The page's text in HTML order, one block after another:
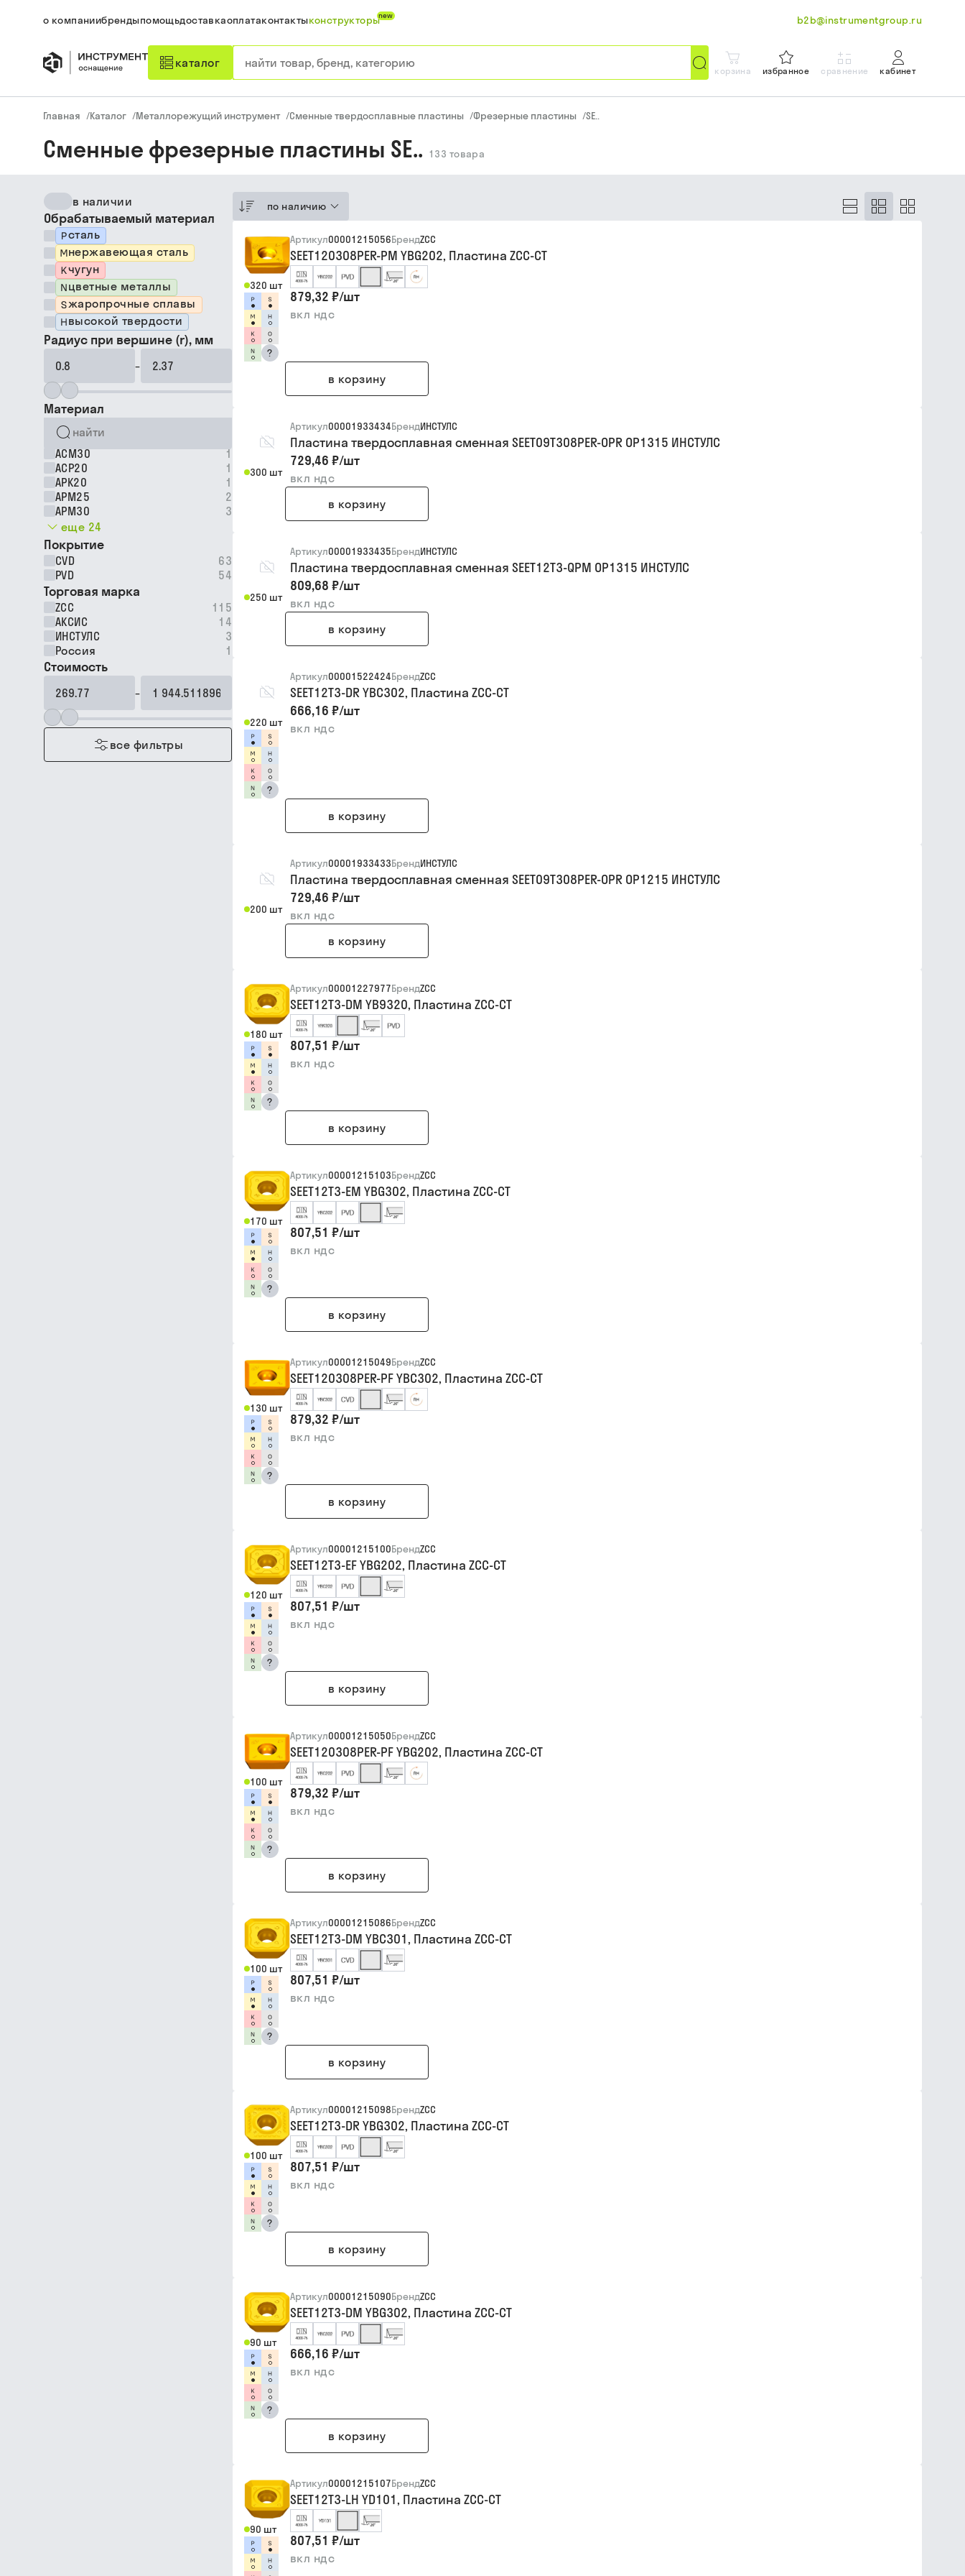
о компаниибрендыпомощьдоставкаоплатаконтактыконструкторыnew b2b@instrumentgroup.ru
каталог
корзина избранное сравнение кабинет
Главная /Каталог /Металлорежущий инструмент /Сменные твердосплавные пластины /Фрезерные пластины /SE..
Сменные фрезерные пластины SE.. 133 товара
в наличии
Обрабатываемый материал
сталь
нержавеющая сталь
чугун
цветные металлы
жаропрочные сплавы
высокой твердости
Радиус при вершине (r), мм
–
Материал
ACM30
1
ACP20
1
APK20
1
APM25
2
APM30
3
еще 24
Покрытие
CVD
63
PVD
54
Торговая марка
ZCC
115
АКСИС
14
ИНСТУЛС
3
Россия
1
Стоимость
–
все фильтры
по наличию
320 шт
?
Артикул00001215056БрендZCC
SEET120308PER-PM YBG202, Пластина ZCC-CT
879,32 ₽/шт
вкл ндс
в корзину
300 шт
Артикул00001933434БрендИНСТУЛС
Пластина твердосплавная сменная SEET09T308PER-OPR OP1315 ИНСТУЛС
729,46 ₽/шт
вкл ндс
в корзину
250 шт
Артикул00001933435БрендИНСТУЛС
Пластина твердосплавная сменная SEET12T3-QPM OP1315 ИНСТУЛС
809,68 ₽/шт
вкл ндс
в корзину
220 шт
?
Артикул00001522424БрендZCC
SEET12T3-DR YBC302, Пластина ZCC-CT
666,16 ₽/шт
вкл ндс
в корзину
200 шт
Артикул00001933433БрендИНСТУЛС
Пластина твердосплавная сменная SEET09T308PER-OPR OP1215 ИНСТУЛС
729,46 ₽/шт
вкл ндс
в корзину
180 шт
?
Артикул00001227977БрендZCC
SEET12T3-DM YB9320, Пластина ZCC-CT
807,51 ₽/шт
вкл ндс
в корзину
170 шт
?
Артикул00001215103БрендZCC
SEET12T3-EM YBG302, Пластина ZCC-CT
807,51 ₽/шт
вкл ндс
в корзину
130 шт
?
Артикул00001215049БрендZCC
SEET120308PER-PF YBC302, Пластина ZCC-CT
879,32 ₽/шт
вкл ндс
в корзину
120 шт
?
Артикул00001215100БрендZCC
SEET12T3-EF YBG202, Пластина ZCC-CT
807,51 ₽/шт
вкл ндс
в корзину
100 шт
?
Артикул00001215050БрендZCC
SEET120308PER-PF YBG202, Пластина ZCC-CT
879,32 ₽/шт
вкл ндс
в корзину
100 шт
?
Артикул00001215086БрендZCC
SEET12T3-DM YBC301, Пластина ZCC-CT
807,51 ₽/шт
вкл ндс
в корзину
100 шт
?
Артикул00001215098БрендZCC
SEET12T3-DR YBG302, Пластина ZCC-CT
807,51 ₽/шт
вкл ндс
в корзину
90 шт
?
Артикул00001215090БрендZCC
SEET12T3-DM YBG302, Пластина ZCC-CT
666,16 ₽/шт
вкл ндс
в корзину
90 шт
Артикул00001215107БрендZCC
SEET12T3-LH YD101, Пластина ZCC-CT
807,51 ₽/шт
вкл ндс